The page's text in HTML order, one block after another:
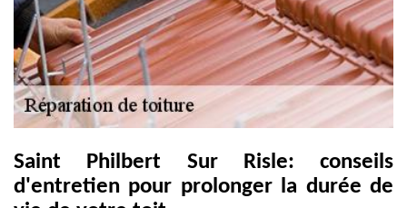
Saint Philbert Sur Risle: conseils
d'entretien pour prolonger la durée de